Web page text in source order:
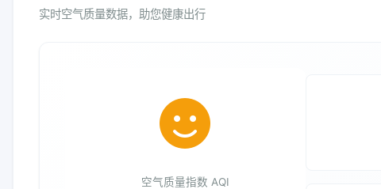
实时空气质量数据，助您健康出行
空气质量指数 AQI